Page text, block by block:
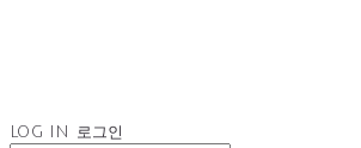
LOG IN 로그인